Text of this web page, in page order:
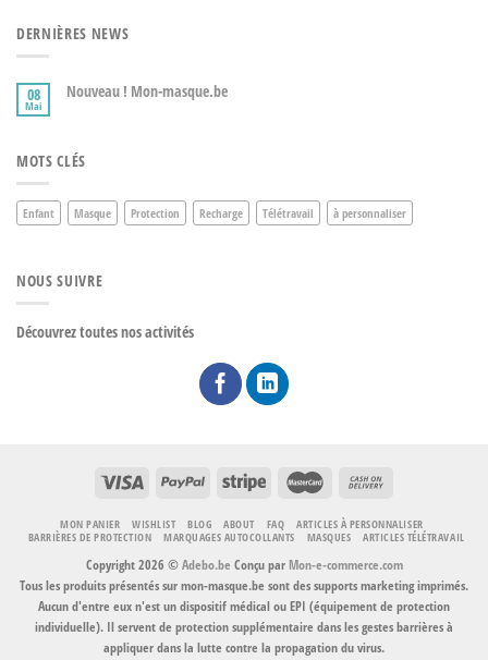
DERNIÈRES NEWS
08
Mai
Nouveau ! Mon-masque.be
MOTS CLÉS
Enfant Masque Protection Recharge Télétravail à personnaliser
NOUS SUIVRE
Découvrez toutes nos activités
MON PANIER WISHLIST BLOG ABOUT FAQ
ARTICLES À PERSONNALISER
BARRIÈRES DE PROTECTION
MARQUAGES AUTOCOLLANTS MASQUES ARTICLES TÉLÉTRAVAIL
Copyright 2026 ©Adebo.be Conçu parMon-e-commerce.com
Tous les produits présentés sur mon-masque.be sont des supports marketing imprimés.
Aucun d'entre eux n'est un dispositif médical ou EPI (équipement de protection
individuelle). Il servent de protection supplémentaire dans les gestes barrières à
appliquer dans la lutte contre la propagation du virus.